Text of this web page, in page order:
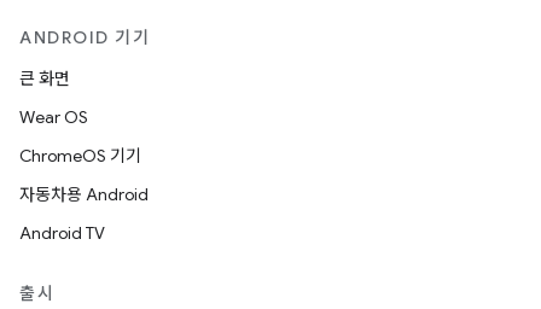
ANDROID 기기
큰 화면
Wear OS
ChromeOS 기기
자동차용 Android
Android TV
출시